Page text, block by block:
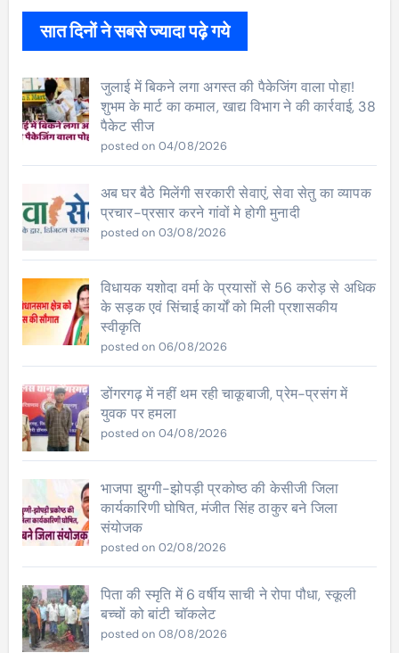
सात दिनों ने सबसे ज्यादा पढ़े गये
जुलाई में बिकने लगा अगस्त की पैकेजिंग वाला पोहा!
शुभम के मार्ट का कमाल, खाद्य विभाग ने की कार्रवाई, 38
पैकेट सीज
posted on 04/08/2026
अब घर बैठे मिलेंगी सरकारी सेवाएं, सेवा सेतु का व्यापक
प्रचार-प्रसार करने गांवों मे होगी मुनादी
posted on 03/08/2026
विधायक यशोदा वर्मा के प्रयासों से 56 करोड़ से अधिक
के सड़क एवं सिंचाई कार्यों को मिली प्रशासकीय
स्वीकृति
posted on 06/08/2026
डोंगरगढ़ में नहीं थम रही चाकूबाजी, प्रेम-प्रसंग में
युवक पर हमला
posted on 04/08/2026
भाजपा झुग्गी-झोपड़ी प्रकोष्ठ की केसीजी जिला
कार्यकारिणी घोषित, मंजीत सिंह ठाकुर बने जिला
संयोजक
posted on 02/08/2026
पिता की स्मृति में 6 वर्षीय साची ने रोपा पौधा, स्कूली
बच्चों को बांटी चॉकलेट
posted on 08/08/2026